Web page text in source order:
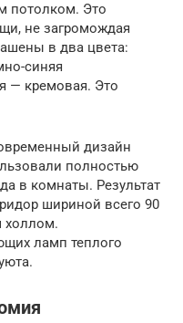
потолком. Это
не загромождая
в два цвета:
синяя
— кремовая. Это
дизайн
полностью
в комнаты. Результат
шириной всего 90
холлом.
ламп теплого